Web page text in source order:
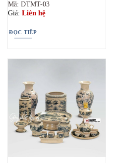
Mã: DTMT-03
Giá: Liên hệ
ĐỌC TIẾP